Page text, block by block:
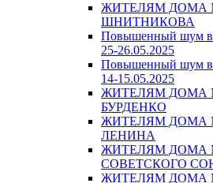
ЖИТЕЛЯМ ДОМА
ШНИТНИКОВА
Повышенный шум в
25-26.05.2025
Повышенный шум в
14-15.05.2025
ЖИТЕЛЯМ ДОМА
БУРДЕНКО
ЖИТЕЛЯМ ДОМА №
ЛЕНИНА
ЖИТЕЛЯМ ДОМА №
СОВЕТСКОГО
ЖИТЕЛЯМ ДОМА